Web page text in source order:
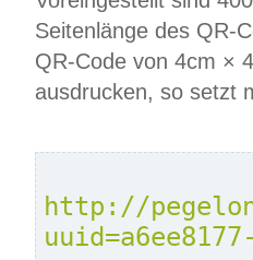
Seitenlänge des QR-
QR-Code von 4cm ×
ausdrucken, so setzt
http://